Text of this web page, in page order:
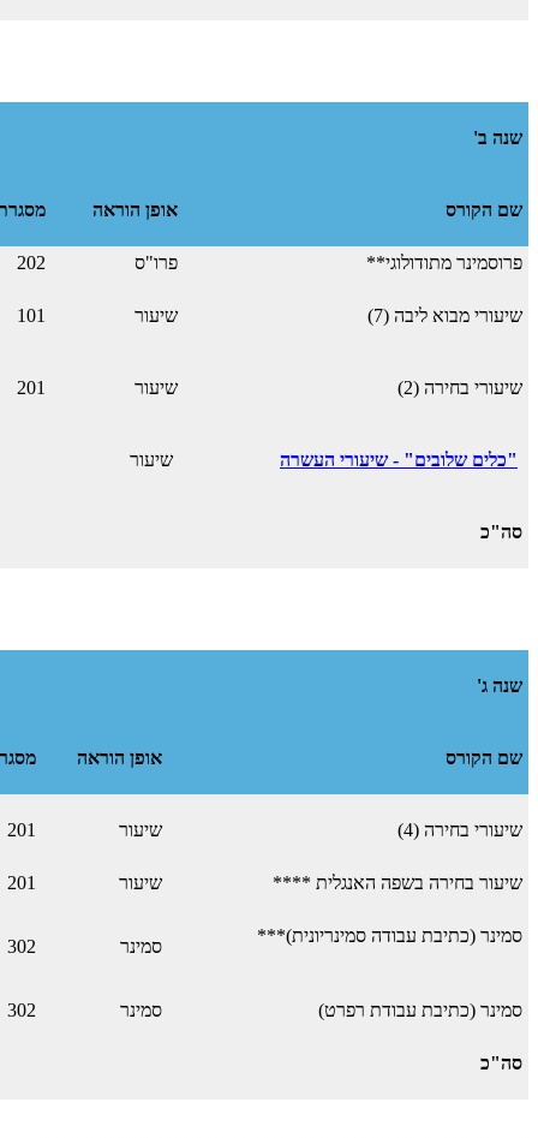
שנה ב'
שם הקורס אופן הוראה
פרוסמינר מתודולוגי** פרו"ס 202
שיעורי מבוא ליבה (7) שיעור 101
שיעורי בחירה (2) שיעור 201
"כלים שלובים" - שיעורי העשרה שיעור
סה"כ
שנה ג'
שם הקורס אופן הוראה
שיעורי בחירה (4) שיעור 201
שיעור בחירה בשפה האנגלית **** שיעור 201
סמינר (כתיבת עבודה סמינריונית)***
סמינר 302
סמינר (כתיבת עבודת רפרט) סמינר 302
סה"כ